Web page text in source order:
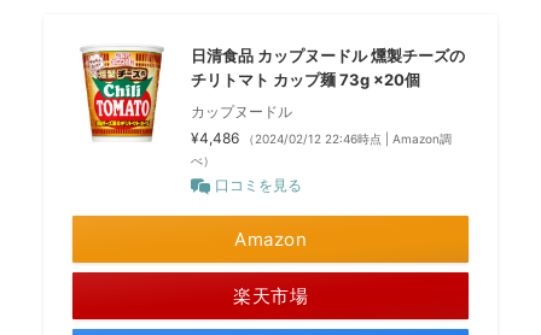
日清食品 カップヌードル 燻製チーズの
チリトマト カップ麺 73g ×20個
カップヌードル
¥4,486
（2024/02/12 22:46時点 | Amazon調
べ）
口コミを見る
Amazon
楽天市場